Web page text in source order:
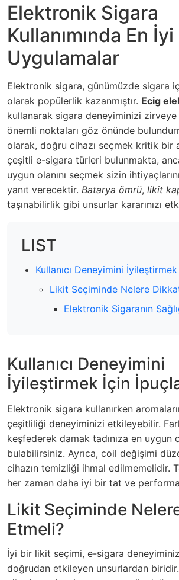
Elektronik Sigara
Kullanımında En İyi
Uygulamalar
Elektronik sigara, günümüzde sigara
olarak popülerlik kazanmıştır. Ecig
kullanarak sigara deneyiminizi zirveye
önemli noktaları göz önünde
olarak, doğru cihazı seçmek kritik bir
çeşitli e-sigara türleri bulunmakta,
uygun olanını seçmek sizin
yanıt verecektir. Batarya ömrü, likit
taşınabilirlik gibi unsurlar kararınızı
LIST
Kullanıcı Deneyimini
Likit Seçiminde Nelere
Elektronik Sigaranın
Kullanıcı Deneyimini
İyileştirmek İçin
Elektronik sigara kullanırken
çeşitliliği deneyiminizi etkileyebilir.
keşfederek damak tadınıza en uygun
bulabilirsiniz. Ayrıca, coil değişimi
cihazın temizliği ihmal edilmemelidir.
her zaman daha iyi bir tat ve
Likit Seçiminde
Etmeli?
İyi bir likit seçimi, e-sigara
doğrudan etkileyen unsurlardan biridir.